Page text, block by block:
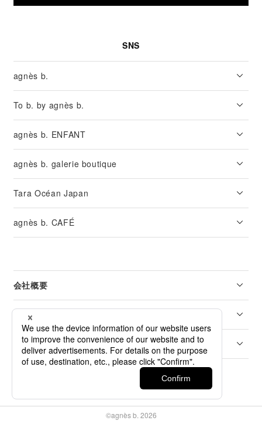
SNS
agnès b.
To b. by agnès b.
agnès b. ENFANT
agnès b. galerie boutique
Tara Océan Japan
agnès b. CAFÉ
会社概要
リーガル
カスタマーサービス
©agnès b. 2026